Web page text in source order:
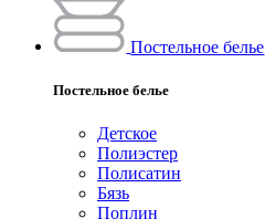
Постельное белье
Постельное белье
Детское
Полиэстeр
Полисатин
Бязь
Поплин